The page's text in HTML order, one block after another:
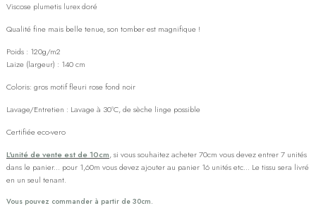
Viscose plumetis lurex doré
Qualité fine mais belle tenue, son tomber est magnifique !
Poids : 120g/m2
Laize (largeur) : 140 cm
Coloris: gros motif fleuri rose fond noir
Lavage/Entretien : Lavage à 30°C, de sèche linge possible
Certifiée eco-vero
L'unité de vente est de 10cm, si vous souhaitez acheter 70cm vous devez entrer 7 unités
dans le panier... pour 1,60m vous devez ajouter au panier 16 unités etc... Le tissu sera livré
en un seul tenant.
Vous pouvez commander à partir de 30cm.